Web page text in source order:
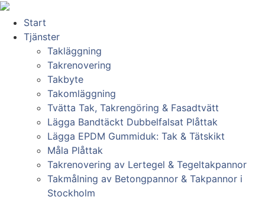
Skip
content
Start
Tjänster
Takläggning
Takrenovering
Takbyte
Takomläggning
Tvätta Tak, Takrengöring & Fasadtvätt
Lägga Bandtäckt Dubbelfalsat Plåttak
Lägga EPDM Gummiduk: Tak & Tätskikt
Måla Plåttak
Takrenovering av Lertegel & Tegeltakpannor
Takmålning av Betongpannor & Takpannor i
Stockholm